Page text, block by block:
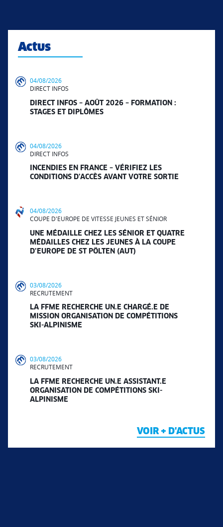
Actus
04/08/2026
DIRECT INFOS
DIRECT INFOS – AOÛT 2026 – FORMATION :
STAGES ET DIPLÔMES
04/08/2026
DIRECT INFOS
INCENDIES EN FRANCE – VÉRIFIEZ LES
CONDITIONS D’ACCÈS AVANT VOTRE SORTIE
04/08/2026
COUPE D'EUROPE DE VITESSE JEUNES ET SÉNIOR
UNE MÉDAILLE CHEZ LES SÉNIOR ET QUATRE
MÉDAILLES CHEZ LES JEUNES À LA COUPE
D’EUROPE DE ST PÖLTEN (AUT)
03/08/2026
RECRUTEMENT
LA FFME RECHERCHE UN.E CHARGÉ.E DE
MISSION ORGANISATION DE COMPÉTITIONS
SKI-ALPINISME
03/08/2026
RECRUTEMENT
LA FFME RECHERCHE UN.E ASSISTANT.E
ORGANISATION DE COMPÉTITIONS SKI-
ALPINISME
VOIR + D'ACTUS